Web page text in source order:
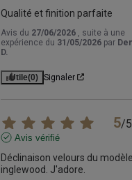
Qualité et finition parfaite
Avis du 27/06/2026
, suite à une
expérience du 31/05/2026 par
D.
Utile(0) Signaler
5/5
Avis vérifié
Déclinaison velours du
inglewood. J'adore.